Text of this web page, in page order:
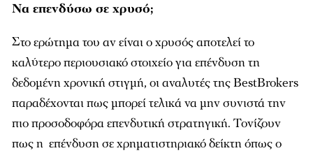
Να επενδύσω σε χρυσό;
Στο ερώτημα του αν είναι ο χρυσός αποτελεί το
καλύτερο περιουσιακό στοιχείο για επένδυση τη
δεδομένη χρονική στιγμή, οι αναλυτές της BestBrokers
παραδέχονται πως μπορεί τελικά να μην συνιστά την
πιο προσοδοφόρα επενδυτική στρατηγική. Τονίζουν
πως η επένδυση σε χρηματιστηριακό δείκτη όπως ο